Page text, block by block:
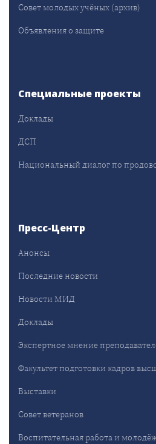
Совет молодых учёных (архив)
Объявления о защите
Специальные проекты
Доклады
ДСП
Национальный диалог по
Пресс-Центр
Анонсы
Последние новости
Новости МИД
Доклады
Экспертное мнение
Факультет подготовки кадров
Выставки
Совет ветеранов
Воспитательная работа и